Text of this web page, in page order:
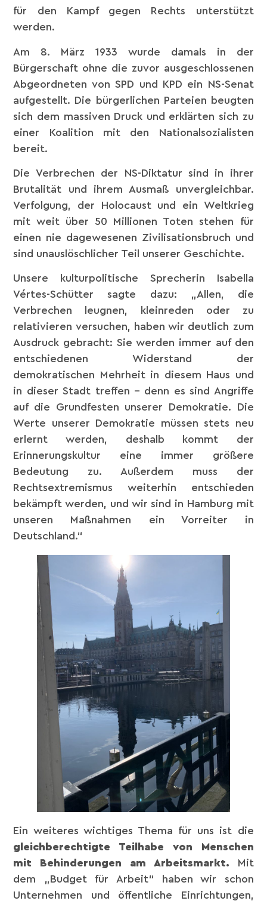
für den Kampf gegen Rechts unterstützt
werden.
Am 8. März 1933 wurde damals in der
Bürgerschaft ohne die zuvor ausgeschlossenen
Abgeordneten von SPD und KPD ein NS-Senat
aufgestellt. Die bürgerlichen Parteien beugten
sich dem massiven Druck und erklärten sich zu
einer Koalition mit den Nationalsozialisten
bereit.
Die Verbrechen der NS-Diktatur sind in ihrer
Brutalität und ihrem Ausmaß unvergleichbar.
Verfolgung, der Holocaust und ein Weltkrieg
mit weit über 50 Millionen Toten stehen für
einen nie dagewesenen Zivilisationsbruch und
sind unauslöschlicher Teil unserer Geschichte.
Unsere kulturpolitische Sprecherin Isabella
Vértes-Schütter sagte dazu: „Allen, die
Verbrechen leugnen, kleinreden oder zu
relativieren versuchen, haben wir deutlich zum
Ausdruck gebracht: Sie werden immer auf den
entschiedenen Widerstand der
demokratischen Mehrheit in diesem Haus und
in dieser Stadt treffen – denn es sind Angriffe
auf die Grundfesten unserer Demokratie. Die
Werte unserer Demokratie müssen stets neu
erlernt werden, deshalb kommt der
Erinnerungskultur eine immer größere
Bedeutung zu. Außerdem muss der
Rechtsextremismus weiterhin entschieden
bekämpft werden, und wir sind in Hamburg mit
unseren Maßnahmen ein Vorreiter in
Deutschland.“
Ein weiteres wichtiges Thema für uns ist die
gleichberechtigte Teilhabe von Menschen
mit Behinderungen am Arbeitsmarkt. Mit
dem „Budget für Arbeit“ haben wir schon
Unternehmen und öffentliche Einrichtungen,